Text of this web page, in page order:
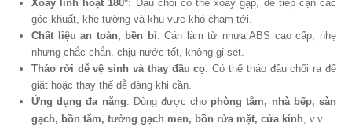
Xoay linh hoạt 180°: Đầu chổi có thể xoay gập, dễ tiếp cận các
góc khuất, khe tường và khu vực khó chạm tới.
Chất liệu an toàn, bền bỉ: Cán làm từ nhựa ABS cao cấp, nhẹ
nhưng chắc chắn, chịu nước tốt, không gỉ sét.
Tháo rời dễ vệ sinh và thay đầu cọ: Có thể tháo đầu chổi ra để
giặt hoặc thay thế dễ dàng khi cần.
Ứng dụng đa năng: Dùng được cho phòng tắm, nhà bếp, sàn
gạch, bồn tắm, tường gạch men, bồn rửa mặt, cửa kính , v.v.